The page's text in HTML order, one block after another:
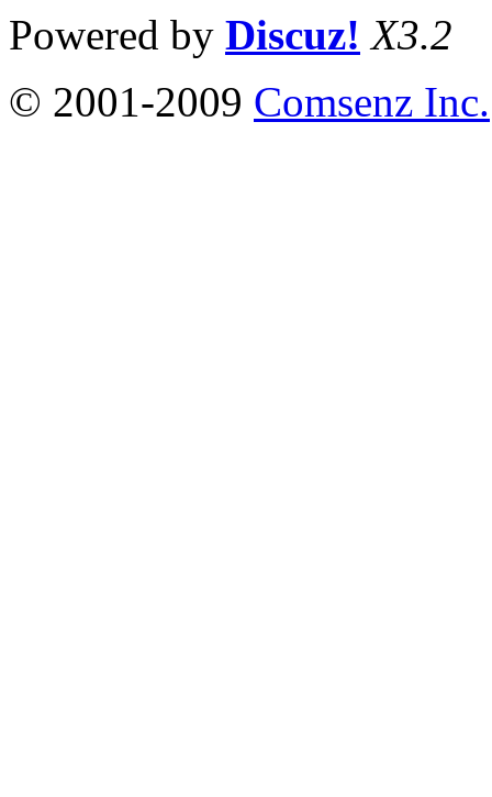
Powered by Discuz! X3.2
© 2001-2009 Comsenz Inc.